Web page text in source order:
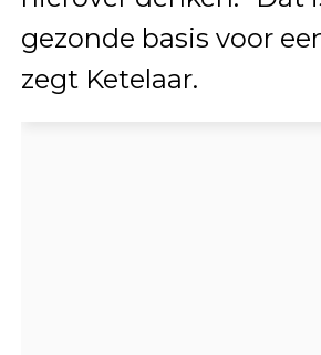
gezonde basis voor
zegt Ketelaar.